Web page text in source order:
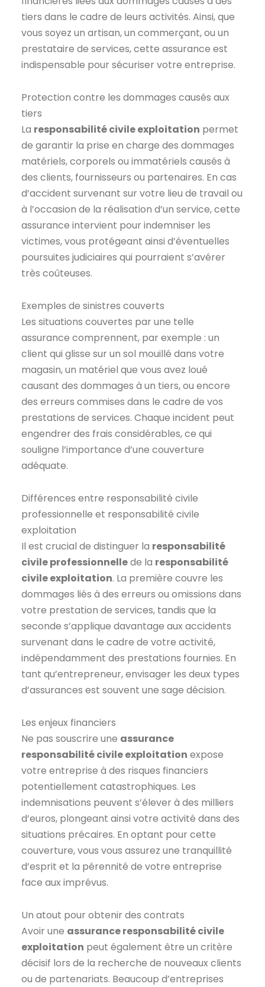
tiers dans le cadre de leurs activités. Ainsi, que
vous soyez un artisan, un commerçant, ou un
prestataire de services, cette assurance est
indispensable pour sécuriser votre entreprise.
Protection contre les dommages causés aux
tiers
La responsabilité civile exploitation permet
de garantir la prise en charge des dommages
matériels, corporels ou immatériels causés à
des clients, fournisseurs ou partenaires. En cas
d’accident survenant sur votre lieu de travail ou
à l’occasion de la réalisation d’un service, cette
assurance intervient pour indemniser les
victimes, vous protégeant ainsi d’éventuelles
poursuites judiciaires qui pourraient s’avérer
très coûteuses.
Exemples de sinistres couverts
Les situations couvertes par une telle
assurance comprennent, par exemple : un
client qui glisse sur un sol mouillé dans votre
magasin, un matériel que vous avez loué
causant des dommages à un tiers, ou encore
des erreurs commises dans le cadre de vos
prestations de services. Chaque incident peut
engendrer des frais considérables, ce qui
souligne l’importance d’une couverture
adéquate.
Différences entre responsabilité civile
professionnelle et responsabilité civile
exploitation
Il est crucial de distinguer la responsabilité
civile professionnellede la responsabilité
civile exploitation. La première couvre les
dommages liés à des erreurs ou omissions dans
votre prestation de services, tandis que la
seconde s’applique davantage aux accidents
survenant dans le cadre de votre activité,
indépendamment des prestations fournies. En
tant qu’entrepreneur, envisager les deux types
d’assurances est souvent une sage décision.
Les enjeux financiers
Ne pas souscrire une assurance
responsabilité civile exploitation expose
votre entreprise à des risques financiers
potentiellement catastrophiques. Les
indemnisations peuvent s’élever à des milliers
d’euros, plongeant ainsi votre activité dans des
situations précaires. En optant pour cette
couverture, vous vous assurez une tranquillité
d’esprit et la pérennité de votre entreprise
face aux imprévus.
Un atout pour obtenir des contrats
Avoir une assurance responsabilité civile
exploitation peut également être un critère
décisif lors de la recherche de nouveaux clients
ou de partenariats. Beaucoup d’entreprises